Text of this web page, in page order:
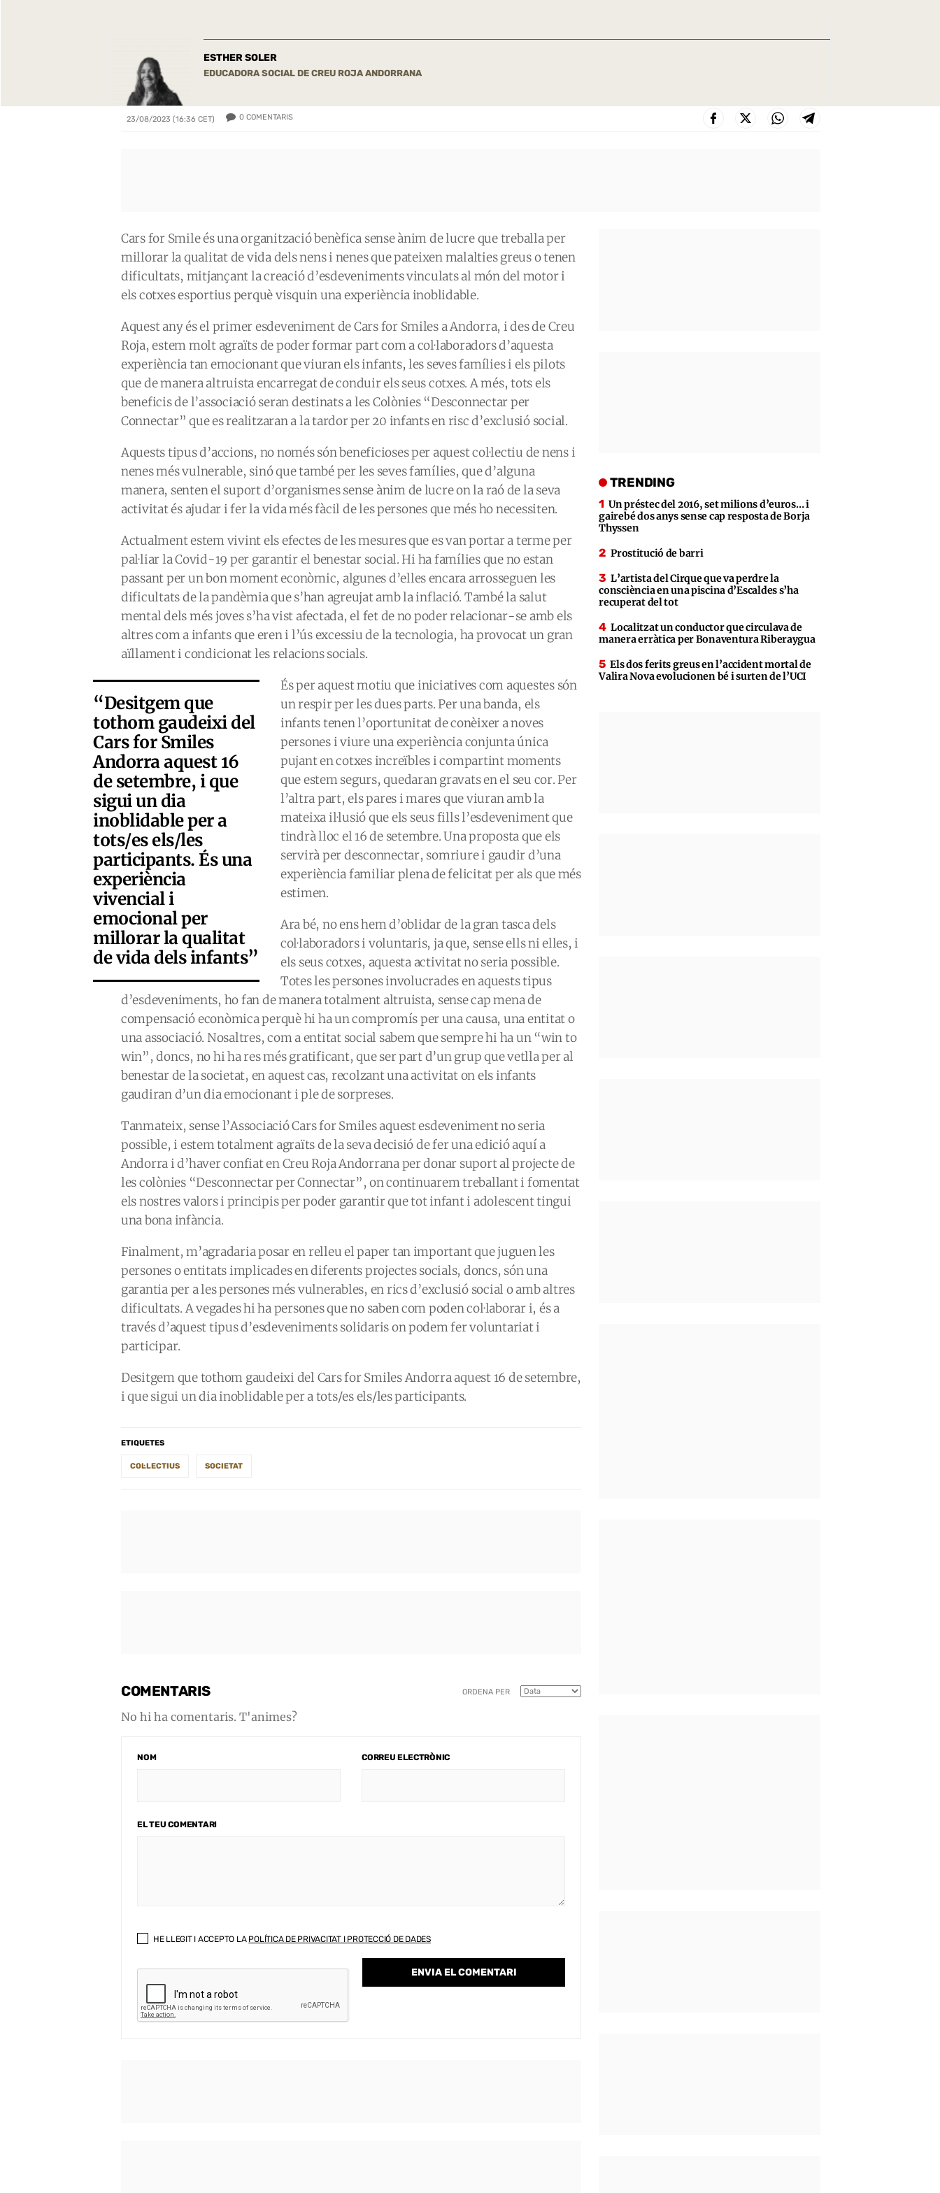
ESTHER SOLER
EDUCADORA SOCIAL DE CREU ROJA ANDORRANA
23/08/2023 (16:36 CET) 0 COMENTARIS
Cars for Smile és una organització benèfica sense ànim de lucre que treballa per
millorar la qualitat de vida dels nens i nenes que pateixen malalties greus o tenen
dificultats, mitjançant la creació d’esdeveniments vinculats al món del motor i
els cotxes esportius perquè visquin una experiència inoblidable.
Aquest any és el primer esdeveniment de Cars for Smiles a Andorra, i des de Creu
Roja, estem molt agraïts de poder formar part com a col·laboradors d’aquesta
experiència tan emocionant que viuran els infants, les seves famílies i els pilots
que de manera altruista encarregat de conduir els seus cotxes. A més, tots els
beneficis de l’associació seran destinats a les Colònies “Desconnectar per
Connectar” que es realitzaran a la tardor per 20 infants en risc d’exclusió social.
Aquests tipus d’accions, no només són beneficioses per aquest col·lectiu de nens i
nenes més vulnerable, sinó que també per les seves famílies, que d’alguna
manera, senten el suport d’organismes sense ànim de lucre on la raó de la seva
activitat és ajudar i fer la vida més fàcil de les persones que més ho necessiten.
Actualment estem vivint els efectes de les mesures que es van portar a terme per
pal·liar la Covid-19 per garantir el benestar social. Hi ha famílies que no estan
passant per un bon moment econòmic, algunes d’elles encara arrosseguen les
dificultats de la pandèmia que s’han agreujat amb la inflació. També la salut
mental dels més joves s’ha vist afectada, el fet de no poder relacionar-se amb els
altres com a infants que eren i l’ús excessiu de la tecnologia, ha provocat un gran
aïllament i condicionat les relacions socials.
“Desitgem que
tothom gaudeixi del
Cars for Smiles
Andorra aquest 16
de setembre, i que
sigui un dia
inoblidable per a
tots/es els/les
participants. És una
experiència
vivencial i
emocional per
millorar la qualitat
de vida dels infants”
És per aquest motiu que iniciatives com aquestes són
un respir per les dues parts. Per una banda, els
infants tenen l’oportunitat de conèixer a noves
persones i viure una experiència conjunta única
pujant en cotxes increïbles i compartint moments
que estem segurs, quedaran gravats en el seu cor. Per
l’altra part, els pares i mares que viuran amb la
mateixa il·lusió que els seus fills l’esdeveniment que
tindrà lloc el 16 de setembre. Una proposta que els
servirà per desconnectar, somriure i gaudir d’una
experiència familiar plena de felicitat per als que més
estimen.
Ara bé, no ens hem d’oblidar de la gran tasca dels
col·laboradors i voluntaris, ja que, sense ells ni elles, i
els seus cotxes, aquesta activitat no seria possible.
Totes les persones involucrades en aquests tipus
d’esdeveniments, ho fan de manera totalment altruista, sense cap mena de
compensació econòmica perquè hi ha un compromís per una causa, una entitat o
una associació. Nosaltres, com a entitat social sabem que sempre hi ha un “win to
win”, doncs, no hi ha res més gratificant, que ser part d’un grup que vetlla per al
benestar de la societat, en aquest cas, recolzant una activitat on els infants
gaudiran d’un dia emocionant i ple de sorpreses.
Tanmateix, sense l’Associació Cars for Smiles aquest esdeveniment no seria
possible, i estem totalment agraïts de la seva decisió de fer una edició aquí a
Andorra i d’haver confiat en Creu Roja Andorrana per donar suport al projecte de
les colònies “Desconnectar per Connectar”, on continuarem treballant i fomentat
els nostres valors i principis per poder garantir que tot infant i adolescent tingui
una bona infància.
Finalment, m’agradaria posar en relleu el paper tan important que juguen les
persones o entitats implicades en diferents projectes socials, doncs, són una
garantia per a les persones més vulnerables, en rics d’exclusió social o amb altres
dificultats. A vegades hi ha persones que no saben com poden col·laborar i, és a
través d’aquest tipus d’esdeveniments solidaris on podem fer voluntariat i
participar.
Desitgem que tothom gaudeixi del Cars for Smiles Andorra aquest 16 de setembre,
i que sigui un dia inoblidable per a tots/es els/les participants.
ETIQUETES
COL·LECTIUS SOCIETAT
COMENTARIS ORDENA PER
No hi ha comentaris. T'animes?
NOM CORREU ELECTRÒNIC
EL TEU COMENTARI
HE LLEGIT I ACCEPTO LA POLÍTICA DE PRIVACITAT I PROTECCIÓ DE DADES
TRENDING
Un préstec del 2016, set milions d’euros… i
gairebé dos anys sense cap resposta de Borja
Thyssen
Prostitució de barri
L’artista del Cirque que va perdre la
consciència en una piscina d’Escaldes s’ha
recuperat del tot
Localitzat un conductor que circulava de
manera erràtica per Bonaventura Riberaygua
Els dos ferits greus en l’accident mortal de
Valira Nova evolucionen bé i surten de l’UCI